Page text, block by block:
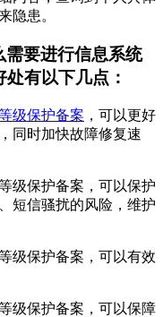
隐患。
需要进行信息系统
有以下几点：
级保护备案 ，可以更好
同时加快故障修复速
级保护备案，可以保护
短信骚扰的风险，维护
级保护备案，可以有效
级保护备案，可以保障